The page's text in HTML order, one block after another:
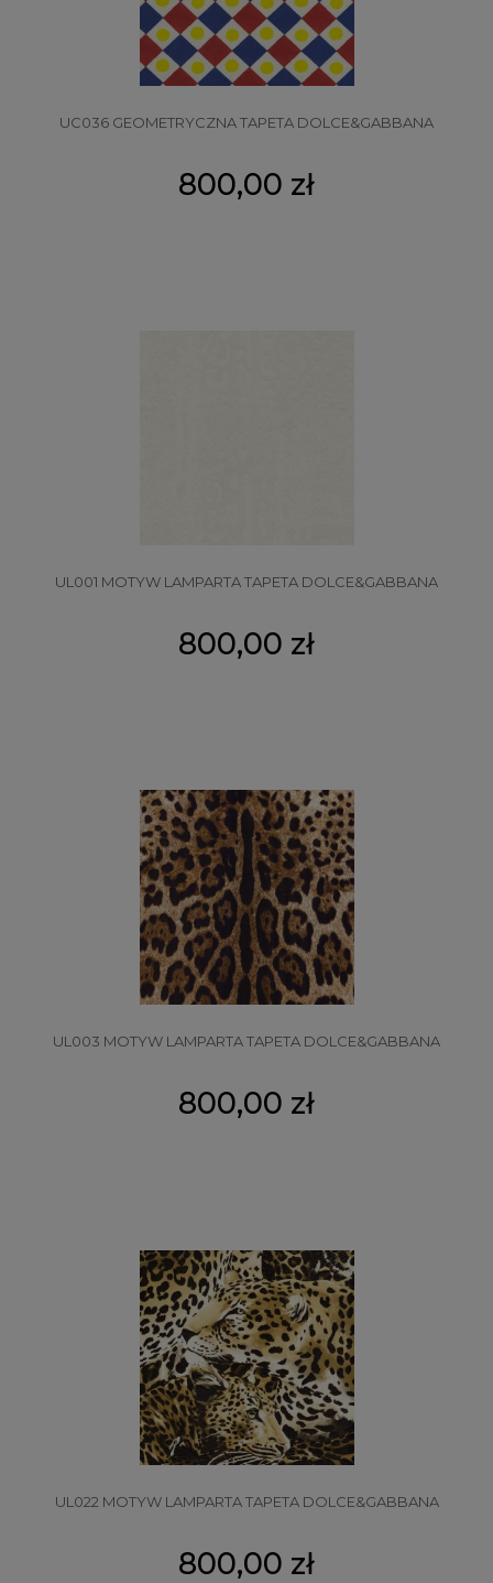
UC036 GEOMETRYCZNA TAPETA DOLCE&GABBANA
800,00 zł
UL001 MOTYW LAMPARTA TAPETA DOLCE&GABBANA
800,00 zł
UL003 MOTYW LAMPARTA TAPETA DOLCE&GABBANA
800,00 zł
UL022 MOTYW LAMPARTA TAPETA DOLCE&GABBANA
800,00 zł